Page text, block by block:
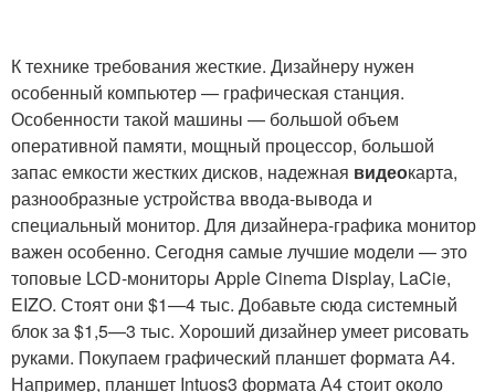
К технике требования жесткие. Дизайнеру нужен
особенный компьютер — графическая станция.
Особенности такой машины — большой объем
оперативной памяти, мощный процессор, большой
запас емкости жестких дисков, надежная видеокарта,
разнообразные устройства ввода-вывода и
специальный монитор. Для дизайнера-графика монитор
важен особенно. Сегодня самые лучшие модели — это
топовые LCD-мониторы Apple Cinema Display, LaCie,
EIZO. Стоят они $1—4 тыс. Добавьте сюда системный
блок за $1,5—3 тыс. Хороший дизайнер умеет рисовать
руками. Покупаем графический планшет формата А4.
Например, планшет Intuos3 формата А4 стоит около